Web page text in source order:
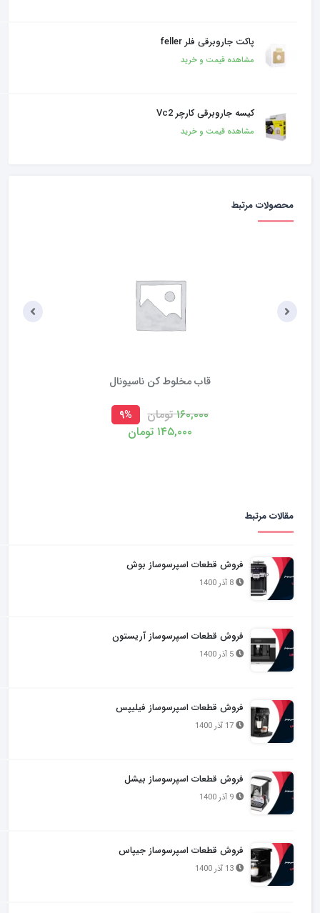
پاکت جاروبرقی فلر feller
مشاهده قیمت و خرید
کیسه جاروبرقی کارچر Vc2
مشاهده قیمت و خرید
محصولات مرتبط
قاب مخلوط کن ناسیونال
۱۶۰,۰۰۰ تومان ۹%
۱۴۵,۰۰۰ تومان
مقالات مرتبط
فروش قطعات اسپرسوساز بوش
فروش قطعات اسپرسوساز آریستون
فروش قطعات اسپرسوساز فیلیپس
فروش قطعات اسپرسوساز بیشل
فروش قطعات اسپرسوساز جیپاس